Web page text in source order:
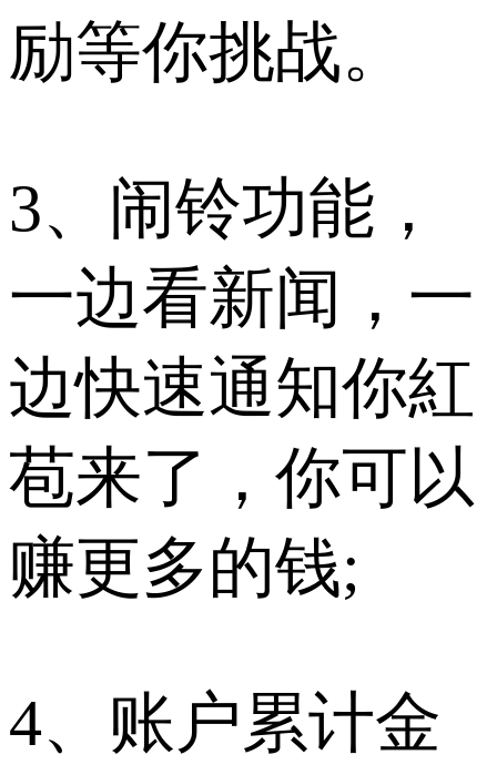
励等你挑战。
3、闹铃功能，
一边看新闻，一
边快速通知你紅
苞来了，你可以
赚更多的钱;
4、账户累计金